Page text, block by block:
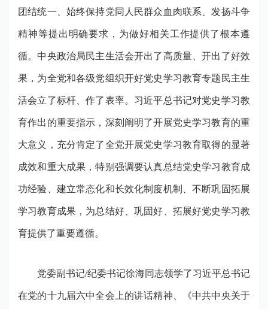
团结统一、始终保持党同人民群众血肉联系、发扬斗争
精神等提出明确要求，为做好相关工作提供了根本遵
循。中央政治局民主生活会开出了高质量、开出了好效
果，为全党和各级党组织开好党史学习教育专题民主生
活会立了标杆、作了表率。习近平总书记对党史学习教
育作出的重要指示，深刻阐明了开展党史学习教育的重
大意义，充分肯定了全党开展党史学习教育取得的显著
成效和重大成果，特别强调要认真总结党史学习教育成
功经验、建立常态化和长效化制度机制、不断巩固拓展
学习教育成果，为总结好、巩固好、拓展好党史学习教
育提供了重要遵循。
党委副书记/纪委书记徐海同志领学了习近平总书记
在党的十九届六中全会上的讲话精神、《中共中央关于